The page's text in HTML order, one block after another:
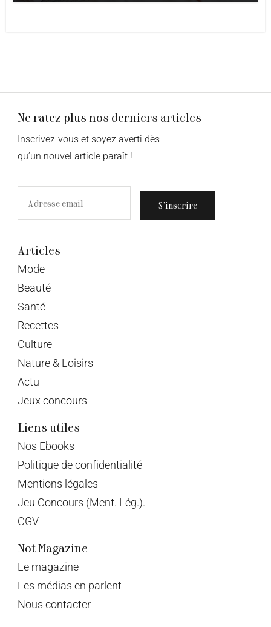
Ne ratez plus nos derniers articles
Inscrivez-vous et soyez averti dès
qu’un nouvel article paraît !
S’inscrire
Articles
Mode
Beauté
Santé
Recettes
Culture
Nature & Loisirs
Actu
Jeux concours
Liens utiles
Nos Ebooks
Politique de confidentialité
Mentions légales
Jeu Concours (Ment. Lég.).
CGV
Not Magazine
Le magazine
Les médias en parlent
Nous contacter